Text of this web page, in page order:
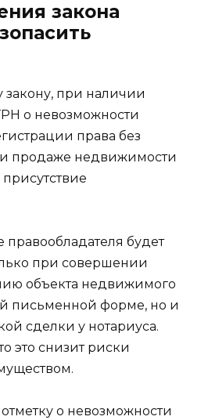
закона
закону, при наличии
о невозможности
права без
продаже недвижимости
будет
при совершении
объекта недвижимого
письменной форме, но и
сделки у нотариуса.
это снизит риски
о невозможности